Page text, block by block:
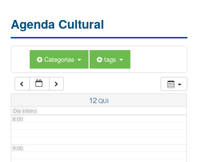
Agenda Cultural
Categorias tags
12QUI
Dia inteiro
5:00
7:00
8:00
9:00